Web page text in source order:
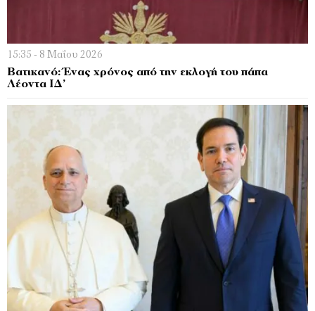
15:35 - 8 Μαΐου 2026
Βατικανό: Ένας χρόνος από την εκλογή του πάπα
Λέοντα ΙΔ’